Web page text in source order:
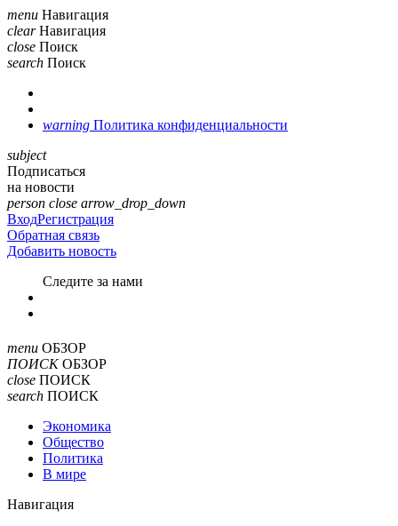
menu Навигация
clear Навигация
close Поиск
search Поиск
warning Политика конфиденциальности
subject
Подписаться
на новости
person close arrow_drop_down
ВходРегистрация
Обратная связь
Добавить новость
Cледите за нами
menu ОБЗОР
ПОИСК ОБЗОР
close ПОИСК
search ПОИСК
Экономика
Общество
Политика
В мире
Навигация